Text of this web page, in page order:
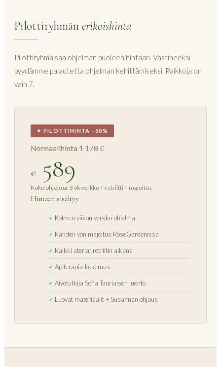
Pilottiryhmän erikoishinta
Pilottiryhmä saa ohjelman puoleen hintaan. Vastineeksi
pyydämme palautetta ohjelman kehittämiseksi. Paikkoja on
vain 7.
✦ PILOTTIHINTA −50%
Normaalihinta 1 178 €
€ 589
Koko ohjelma: 3 vk verkko + retriitti + majoitus
Hintaan sisältyy
✓ Kolmen viikon verkko-ohjelma
✓ Kahden yön majoitus RoseGardenissa
✓ Kaikki ateriat retriitin aikana
✓ Apiterapia-kokemus
✓ Aivotutkija Sofia Tauriaisen luento
✓ Luovat materiaalit + Susannan ohjaus